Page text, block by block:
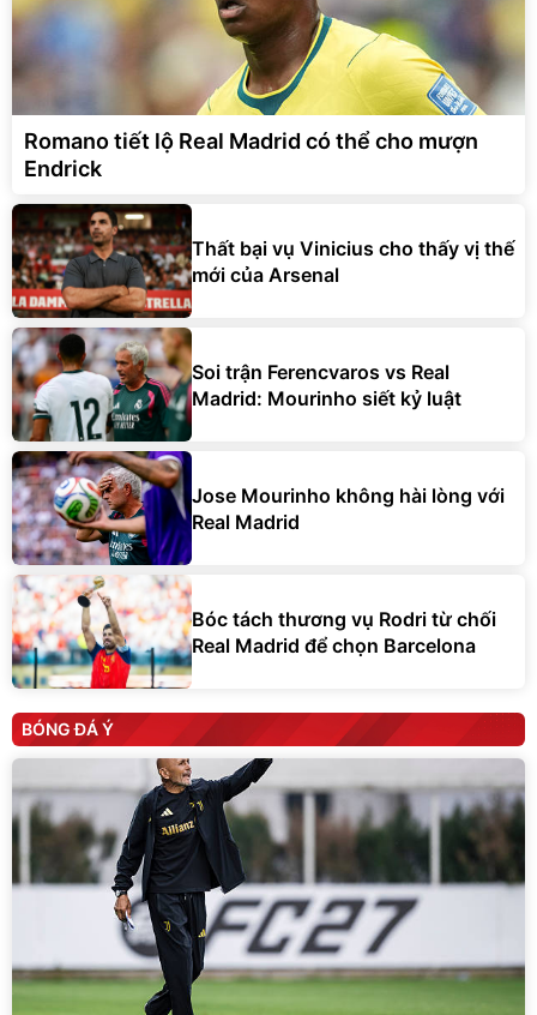
Romano tiết lộ Real Madrid có thể cho mượn
Endrick
Thất bại vụ Vinicius cho thấy vị thế
mới của Arsenal
Soi trận Ferencvaros vs Real
Madrid: Mourinho siết kỷ luật
Jose Mourinho không hài lòng với
Real Madrid
Bóc tách thương vụ Rodri từ chối
Real Madrid để chọn Barcelona
BÓNG ĐÁ Ý